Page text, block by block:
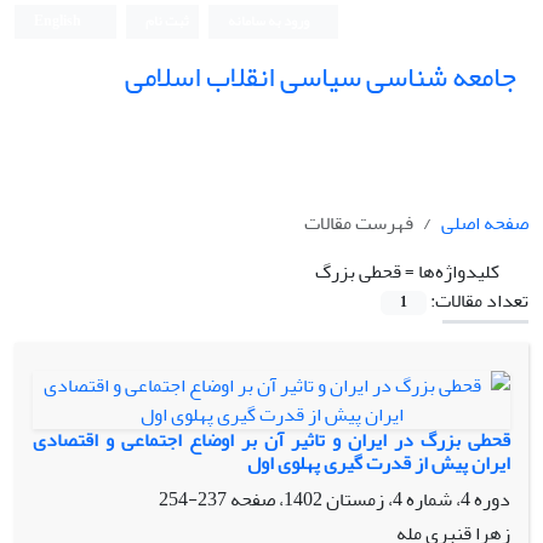
جامعه شناسی سیاسی انقلاب اسلامی
صفحه اصلی
فهرست مقالات
کلیدواژه‌ها =قحطی بزرگ
تعداد مقالات:
1
قحطی بزرگ در ایران و تاثیر آن بر اوضاع اجتماعی و اقتصادی
ایران پیش از قدرت گیری پهلوی اول
دوره 4، شماره 4، زمستان 1402، صفحه
237-254
زهرا قنبری مله